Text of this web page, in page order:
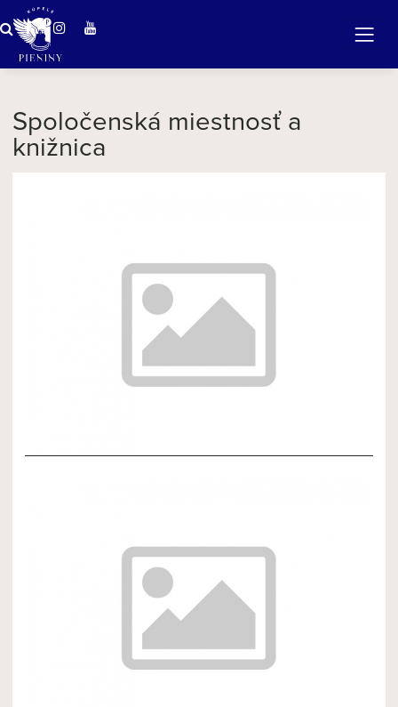
Zázračná voda v Pieninách
Spoločenská miestnosť a
knižnica